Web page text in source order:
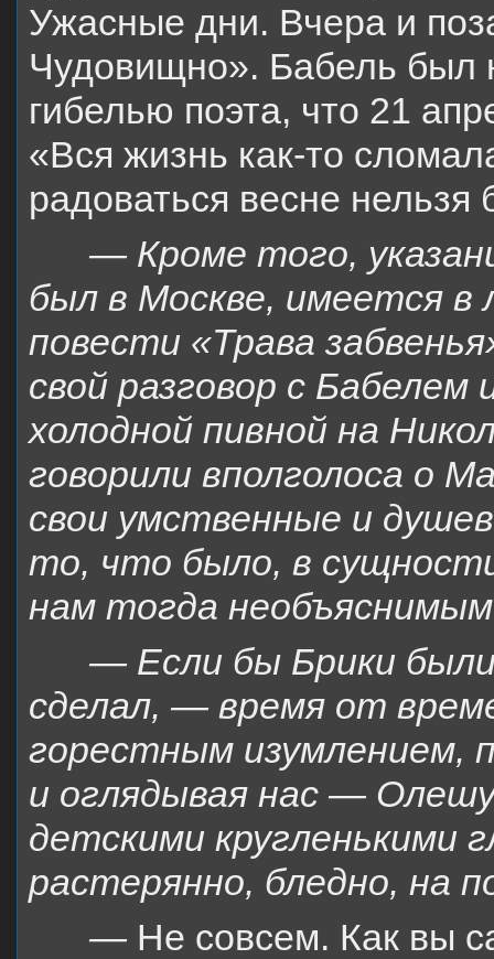
Ужасные дни. Вчера и
Чудовищно». Бабель был
гибелью поэта, что 21
«Вся жизнь как-то
радоваться весне нельзя
— Кроме того,
был в Москве, имеется в
повести «Трава
свой разговор с
холодной пивной на
говорили вполголоса о
свои умственные и
то, что было, в
нам тогда
— Если бы Брики
сделал, — время от
горестным изумлением,
и оглядывая нас —
детскими кругленькими
растерянно, бледно, на
— Не совсем. Как вы